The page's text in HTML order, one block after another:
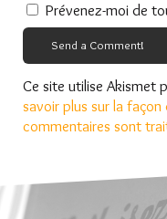
Prévenez-moi de
Send a Comment!
Ce site utilise Akismet
savoir plus sur la
commentaires sont